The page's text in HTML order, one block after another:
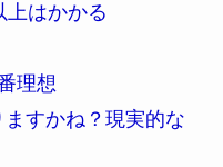
上はかかる
理想
すかね？現実的な